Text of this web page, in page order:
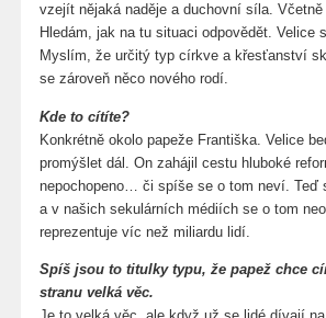
vzejít nějaká naděje a duchovní síla.
Hledám, jak na tu situaci odpovědět. Velice
Myslím, že určitý typ církve a křesťanství
se zároveň něco nového rodí.
Kde to cítíte?
Konkrétně okolo papeže Františka. Velice
promýšlet dál. On zahájil cestu hluboké
nepochopeno… či spíše se o tom neví. Teď
a v našich sekulárních médiích se o tom
reprezentuje víc než miliardu lidí.
Spíš jsou to titulky typu, že papež chce
stranu velká věc.